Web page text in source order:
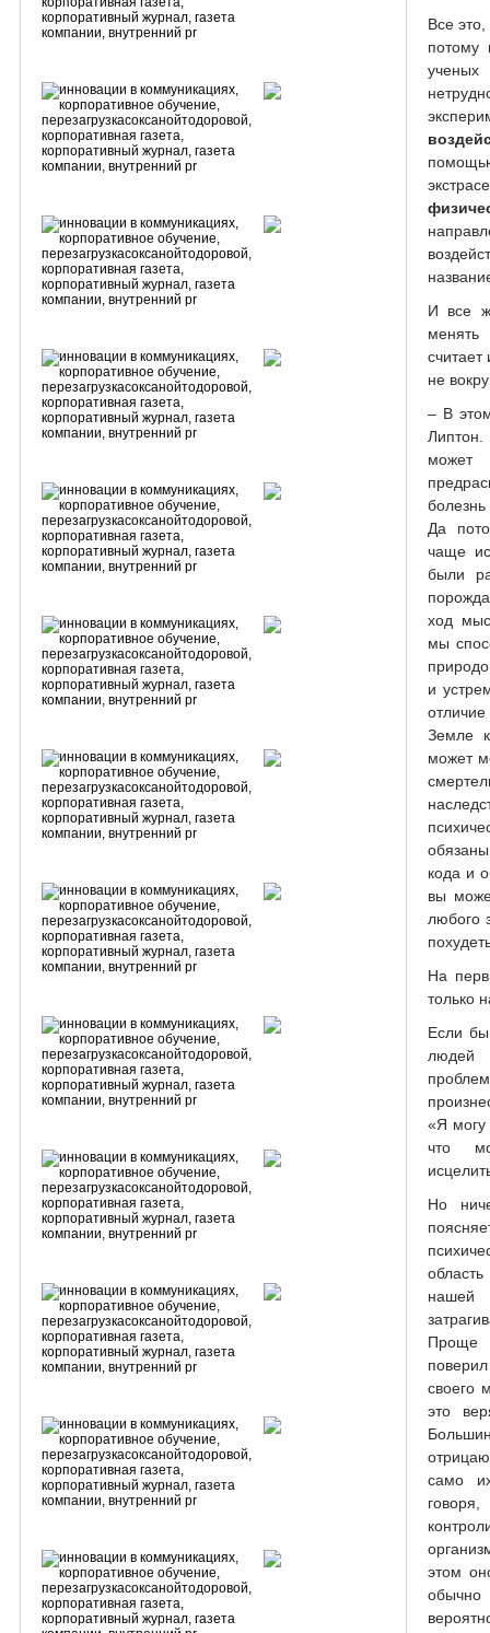
Все
потому
ученых
И все
менять
не
– В
может
болезнь
Да
чаще
были
ход
мы
и
Земле
может
кода и
вы
любого
На
только
Если
людей
«Я могу
что
Но
нашей
Проще
своего
это
само
этом